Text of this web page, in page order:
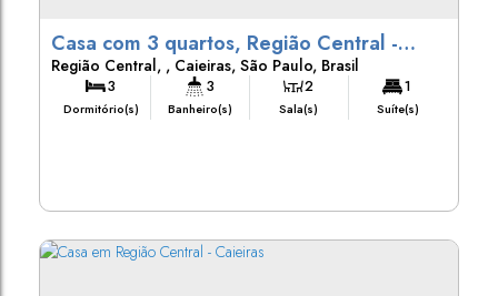
Casa com 3 quartos, Região Central -
Caieiras
Região Central , Caieiras, São Paulo, Brasil
3
Dormitório(s)
3
Banheiro(s)
2
Sala(s)
1
Suíte(s)